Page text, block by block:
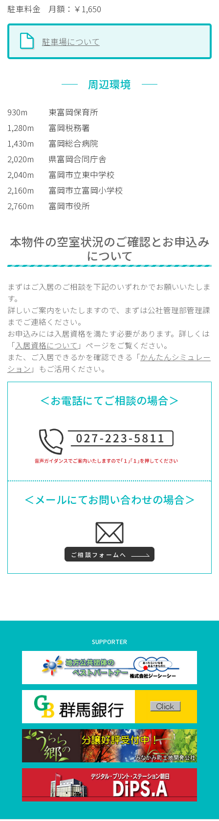
駐車料金
月額：￥1,650
駐車場について
周辺環境
930m
東富岡保育所
1,280m
富岡税務署
1,430m
富岡総合病院
2,020m
県富岡合同庁舎
2,040m
富岡市立東中学校
2,160m
富岡市立富岡小学校
2,760m
富岡市役所
本物件の空室状況のご確認とお申込み
について
まずはご入居のご相談を下記のいずれかでお願いいたしま
す。
詳しいご案内をいたしますので、まずは公社管理部管理課
までご連絡ください。
お申込みには入居資格を満たす必要があります。詳しくは
「入居資格について 」ページをご覧ください。
また、ご入居できるかを確認できる「かんたんシミュレー
ション 」もご活用ください。
＜お電話にてご相談の場合＞
＜メールにてお問い合わせの場合＞
ご相談フォームへ
SUPPORTER